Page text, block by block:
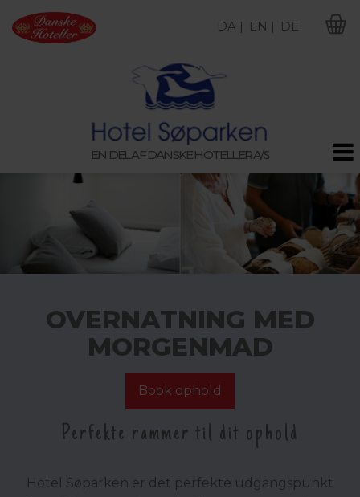
EN DEL AF DANSKE HOTELLER A/S
DA | EN | DE
OVERNATNING MED
MORGENMAD
Book ophold
Perfekte rammer til dit ophold
Hotel Søparken er det perfekte udgangspunkt